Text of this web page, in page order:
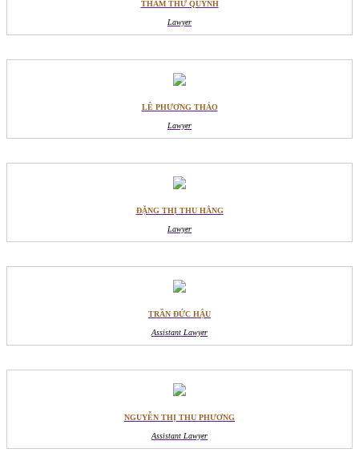
THẨM THƯ QUỲNH
Lawyer
LÊ PHƯƠNG THẢO
Lawyer
ĐẶNG THỊ THU HẰNG
Lawyer
TRẦN ĐỨC HẬU
Assistant Lawyer
NGUYỄN THỊ THU PHƯƠNG
Assistant Lawyer